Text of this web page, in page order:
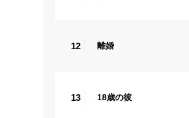
12 離婚
13 18歳の彼